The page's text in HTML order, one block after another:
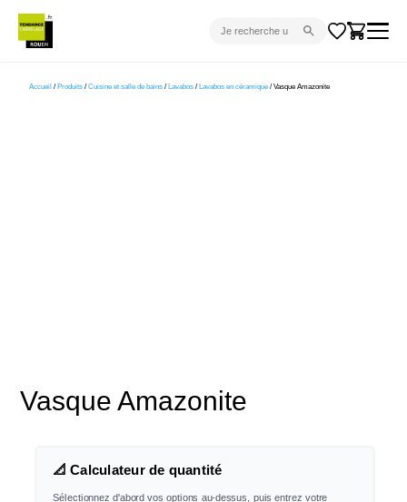
Accueil / Produits / Cuisine et salle de bains / Lavabos / Lavabos en céramique / Vasque Amazonite
Vasque Amazonite
📐 Calculateur de quantité
Sélectionnez d'abord vos options au-dessus, puis entrez votre